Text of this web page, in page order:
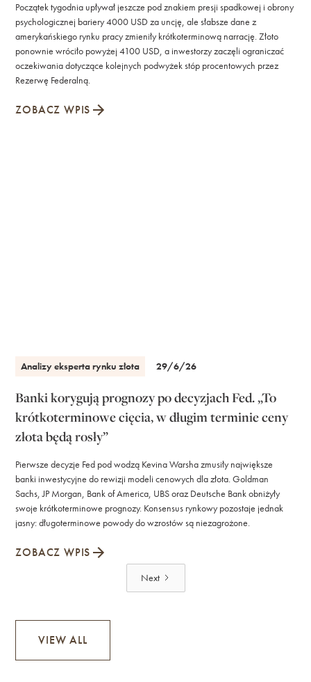
Początek tygodnia upływał jeszcze pod znakiem presji spadkowej i obrony
psychologicznej bariery 4000 USD za uncję, ale słabsze dane z
amerykańskiego rynku pracy zmieniły krótkoterminową narrację. Złoto
ponownie wróciło powyżej 4100 USD, a inwestorzy zaczęli ograniczać
oczekiwania dotyczące kolejnych podwyżek stóp procentowych przez
Rezerwę Federalną.
ZOBACZ WPIS
Analizy eksperta rynku złota 29/6/26
Banki korygują prognozy po decyzjach Fed. „To
krótkoterminowe cięcia, w długim terminie ceny
złota będą rosły”
Pierwsze decyzje Fed pod wodzą Kevina Warsha zmusiły największe
banki inwestycyjne do rewizji modeli cenowych dla złota. Goldman
Sachs, JP Morgan, Bank of America, UBS oraz Deutsche Bank obniżyły
swoje krótkoterminowe prognozy. Konsensus rynkowy pozostaje jednak
jasny: długoterminowe powody do wzrostów są niezagrożone.
ZOBACZ WPIS
Next
VIEW ALL